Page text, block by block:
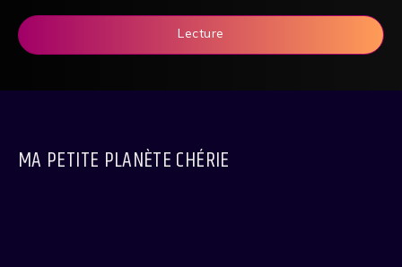
Lecture
MA PETITE PLANÈTE CHÉRIE